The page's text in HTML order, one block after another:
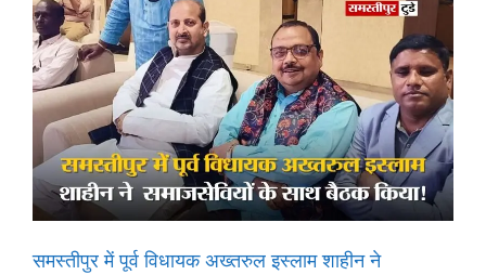
समस्तीपुर में पूर्व विधायक अख्तरुल इस्लाम शाहीन ने